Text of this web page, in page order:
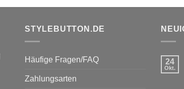
STYLEBUTTON.DE
Häufige Fragen/FAQ
Zahlungsarten
24
Okt.